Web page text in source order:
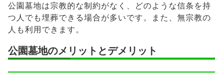
公園墓地は宗教的な制約がなく、どのような信条を持
つ人でも埋葬できる場合が多いです。また、無宗教の
人も利用できます。
公園墓地のメリットとデメリット